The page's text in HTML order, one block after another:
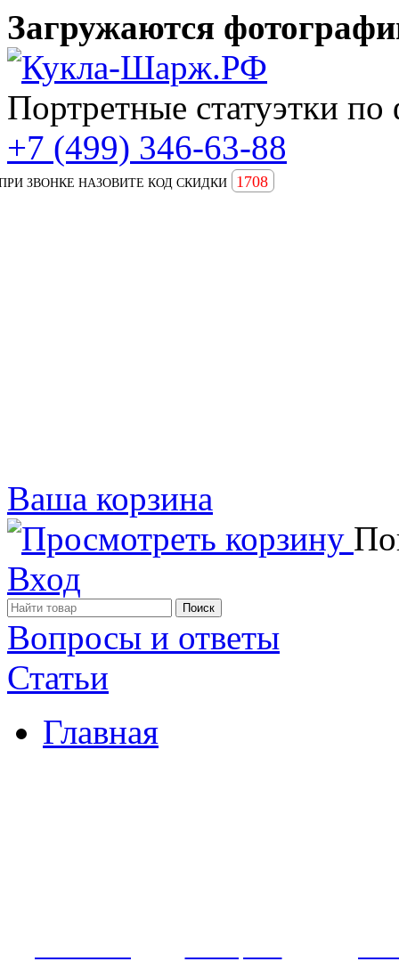
Загружаются
Портретные статуэтки по
+7 (499) 346-63-88
ЗВОНКЕ НАЗОВИТЕ КОД СКИДКИ 1708
Ваша корзина
Вход
Вопросы и ответы
Статьи
Главная